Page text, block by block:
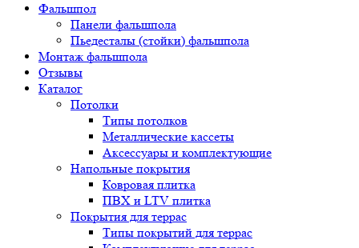
Фальшпол
Панели фальшпола
Пьедесталы (стойки) фальшпола
Монтаж фальшпола
Отзывы
Каталог
Потолки
Типы потолков
Металлические кассеты
Аксессуары и комплектующие
Напольные покрытия
Ковровая плитка
ПВХ и LTV плитка
Покрытия для террас
Типы покрытий для террас